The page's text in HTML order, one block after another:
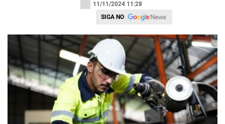
11/11/2024 11:28
SIGA NO